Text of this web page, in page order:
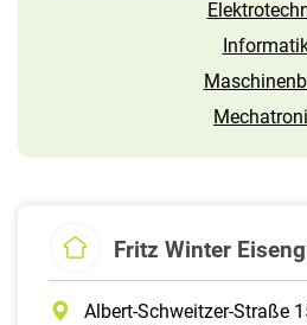
Fritz Winter
Albert-Schweitzer-Straße